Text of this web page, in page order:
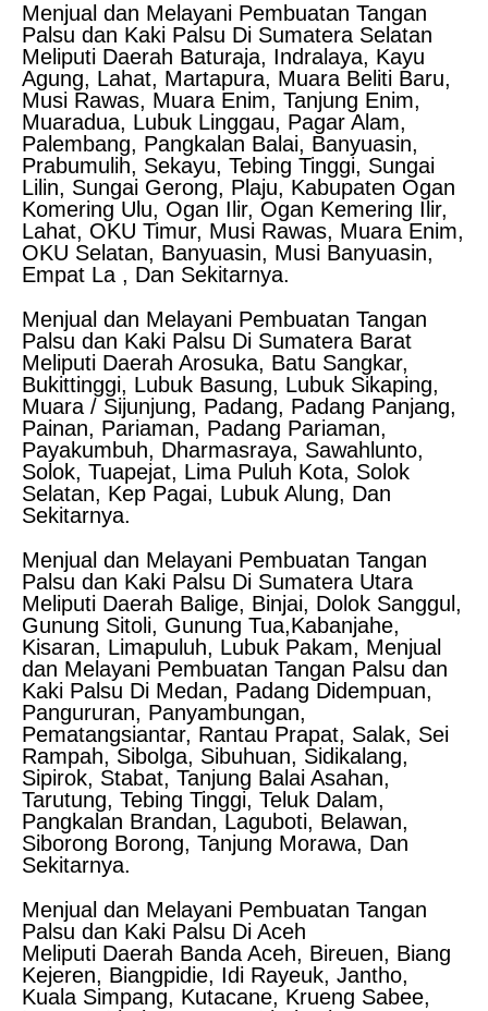
Menjual dan Melayani Pembuatan Tangan
Palsu dan Kaki Palsu Di Sumatera Selatan
Meliputi Daerah Baturaja, Indralaya, Kayu
Agung, Lahat, Martapura, Muara Beliti Baru,
Musi Rawas, Muara Enim, Tanjung Enim,
Muaradua, Lubuk Linggau, Pagar Alam,
Palembang, Pangkalan Balai, Banyuasin,
Prabumulih, Sekayu, Tebing Tinggi, Sungai
Lilin, Sungai Gerong, Plaju, Kabupaten Ogan
Komering Ulu, Ogan Ilir, Ogan Kemering Ilir,
Lahat, OKU Timur, Musi Rawas, Muara Enim,
OKU Selatan, Banyuasin, Musi Banyuasin,
Empat La , Dan Sekitarnya.
Menjual dan Melayani Pembuatan Tangan
Palsu dan Kaki Palsu Di Sumatera Barat
Meliputi Daerah Arosuka, Batu Sangkar,
Bukittinggi, Lubuk Basung, Lubuk Sikaping,
Muara / Sijunjung, Padang, Padang Panjang,
Painan, Pariaman, Padang Pariaman,
Payakumbuh, Dharmasraya, Sawahlunto,
Solok, Tuapejat, Lima Puluh Kota, Solok
Selatan, Kep Pagai, Lubuk Alung, Dan
Sekitarnya.
Menjual dan Melayani Pembuatan Tangan
Palsu dan Kaki Palsu Di Sumatera Utara
Meliputi Daerah Balige, Binjai, Dolok Sanggul,
Gunung Sitoli, Gunung Tua,Kabanjahe,
Kisaran, Limapuluh, Lubuk Pakam, Menjual
dan Melayani Pembuatan Tangan Palsu dan
Kaki Palsu Di Medan, Padang Didempuan,
Pangururan, Panyambungan,
Pematangsiantar, Rantau Prapat, Salak, Sei
Rampah, Sibolga, Sibuhuan, Sidikalang,
Sipirok, Stabat, Tanjung Balai Asahan,
Tarutung, Tebing Tinggi, Teluk Dalam,
Pangkalan Brandan, Laguboti, Belawan,
Siborong Borong, Tanjung Morawa, Dan
Sekitarnya.
Menjual dan Melayani Pembuatan Tangan
Palsu dan Kaki Palsu Di Aceh
Meliputi Daerah Banda Aceh, Bireuen, Biang
Kejeren, Biangpidie, Idi Rayeuk, Jantho,
Kuala Simpang, Kutacane, Krueng Sabee,